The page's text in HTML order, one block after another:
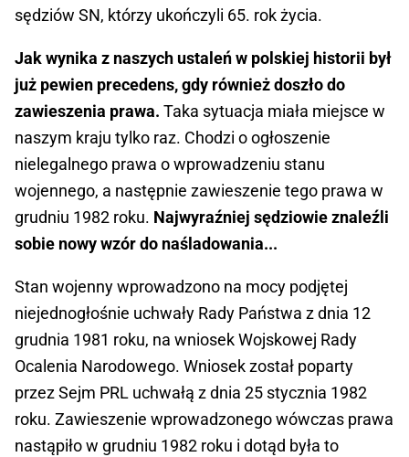
sędziów SN, którzy ukończyli 65. rok życia.
Jak wynika z naszych ustaleń w polskiej historii był
już pewien precedens, gdy również doszło do
zawieszenia prawa. Taka sytuacja miała miejsce w
naszym kraju tylko raz. Chodzi o ogłoszenie
nielegalnego prawa o wprowadzeniu stanu
wojennego, a następnie zawieszenie tego prawa w
grudniu 1982 roku. Najwyraźniej sędziowie znaleźli
sobie nowy wzór do naśladowania...
Stan wojenny wprowadzono na mocy podjętej
niejednogłośnie uchwały Rady Państwa z dnia 12
grudnia 1981 roku, na wniosek Wojskowej Rady
Ocalenia Narodowego. Wniosek został poparty
przez Sejm PRL uchwałą z dnia 25 stycznia 1982
roku. Zawieszenie wprowadzonego wówczas prawa
nastąpiło w grudniu 1982 roku i dotąd była to